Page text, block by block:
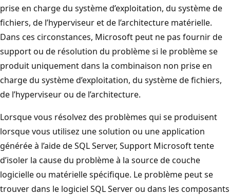
prise en charge du système d’exploitation, du système de
fichiers, de l’hyperviseur et de l’architecture matérielle.
Dans ces circonstances, Microsoft peut ne pas fournir de
support ou de résolution du problème si le problème se
produit uniquement dans la combinaison non prise en
charge du système d’exploitation, du système de fichiers,
de l’hyperviseur ou de l’architecture.
Lorsque vous résolvez des problèmes qui se produisent
lorsque vous utilisez une solution ou une application
générée à l’aide de SQL Server, Support Microsoft tente
d’isoler la cause du problème à la source de couche
logicielle ou matérielle spécifique. Le problème peut se
trouver dans le logiciel SQL Server ou dans les composants